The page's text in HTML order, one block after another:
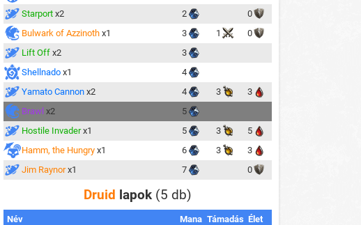
Starport x2 2
0
Bulwark of Azzinoth x1 3 1
0
Lift Off x2
3
Shellnado x1
4
Yamato Cannon x2 4 3
3
Brawl x2
5
Hostile Invader x1 5 3
5
Hamm, the Hungry x1 6 3
3
Jim Raynor x1 7 0
Druid lapok (5 db)
Név Mana Támadás Élet